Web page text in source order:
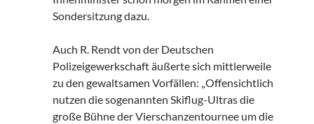
Sondersitzung dazu.
Auch R. Rendt von der Deutschen
Polizeigewerkschaft äußerte sich mittlerweile
zu den gewaltsamen Vorfällen: „Offensichtlich
nutzen die sogenannten Skiflug-Ultras die
große Bühne der Vierschanzentournee um die